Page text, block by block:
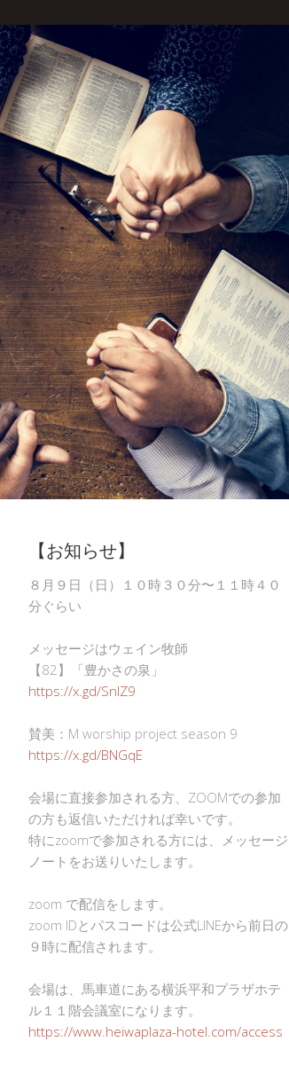
【お知らせ】
８月９日（日）１０時３０分〜１１時４０
分ぐらい
メッセージはウェイン牧師
【82】「豊かさの泉」
https://x.gd/SnlZ9
賛美：M worship project season 9
https://x.gd/BNGqE
会場に直接参加される方、ZOOMでの参加
の方も返信いただければ幸いです。
特にzoomで参加される方には、メッセージ
ノートをお送りいたします。
zoom で配信をします。
zoom IDとパスコードは公式LINEから前日の
９時に配信されます。
会場は、馬車道にある横浜平和プラザホテ
ル１１階会議室になります。
https://www.heiwaplaza-hotel.com/access